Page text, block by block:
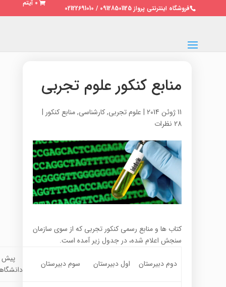
فروشگاه اینترنتی پرواز 09128501125 / 02122691010
0 آیتم
منابع کنکور علوم تجربی
11 ژوئن 2014 | علوم تجربی,کارشناسی,منابع کنکور |
28 نظرات
کتاب ها و منابع رسمی کنکور تجربی که از سوی سازمان
سنجش اعلام شده، در جدول زیر آمده است.
دوم دبیرستان اول دبیرستان سوم دبیرستان
پیش